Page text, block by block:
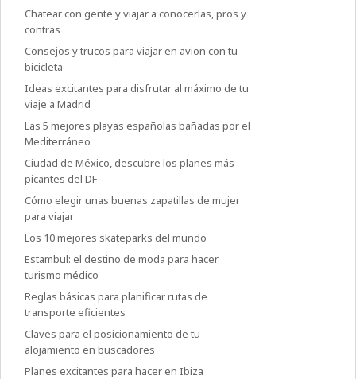
Chatear con gente y viajar a conocerlas, pros y
contras
Consejos y trucos para viajar en avion con tu
bicicleta
Ideas excitantes para disfrutar al máximo de tu
viaje a Madrid
Las 5 mejores playas españolas bañadas por el
Mediterráneo
Ciudad de México, descubre los planes más
picantes del DF
Cómo elegir unas buenas zapatillas de mujer
para viajar
Los 10 mejores skateparks del mundo
Estambul: el destino de moda para hacer
turismo médico
Reglas básicas para planificar rutas de
transporte eficientes
Claves para el posicionamiento de tu
alojamiento en buscadores
Planes excitantes para hacer en Ibiza